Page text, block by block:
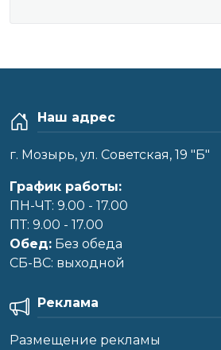
Наш адрес
г. Мозырь, ул. Советская, 19 "Б"
График работы:
ПН-ЧТ: 9.00 - 17.00
ПТ: 9.00 - 17.00
Обед: Без обеда
CБ-ВС: выходной
Реклама
Размещение рекламы